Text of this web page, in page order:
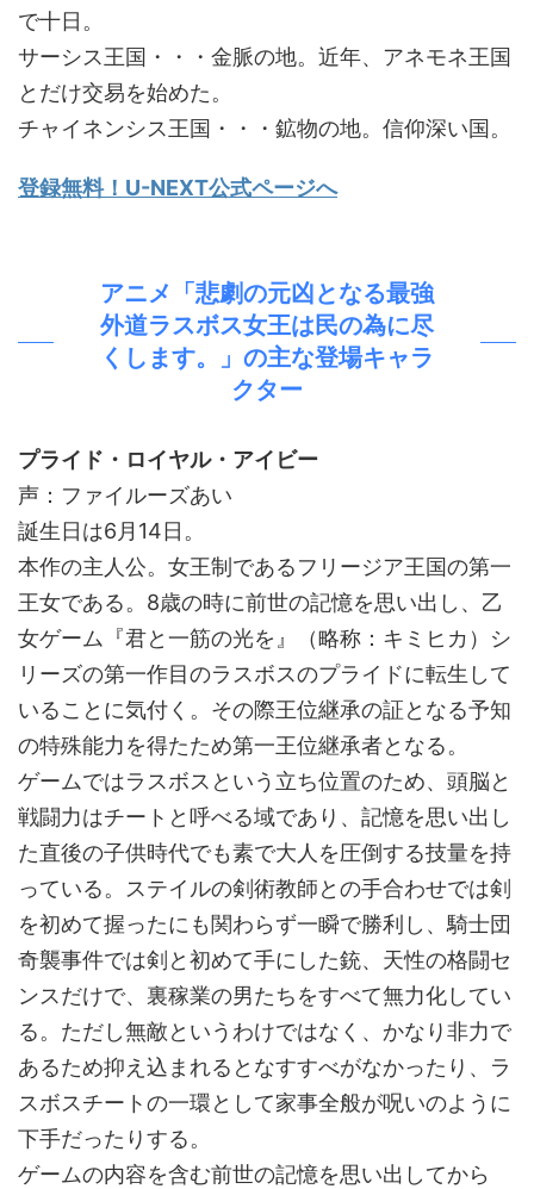
で十日。
サーシス王国・・・金脈の地。近年、アネモネ王国
とだけ交易を始めた。
チャイネンシス王国・・・鉱物の地。信仰深い国。
登録無料！U-NEXT公式ページへ
アニメ「悲劇の元凶となる最強
外道ラスボス女王は民の為に尽
くします。」の主な登場キャラ
クター
プライド・ロイヤル・アイビー
声：ファイルーズあい
誕生日は6月14日。
本作の主人公。女王制であるフリージア王国の第一
王女である。8歳の時に前世の記憶を思い出し、乙
女ゲーム『君と一筋の光を』（略称：キミヒカ）シ
リーズの第一作目のラスボスのプライドに転生して
いることに気付く。その際王位継承の証となる予知
の特殊能力を得たため第一王位継承者となる。
ゲームではラスボスという立ち位置のため、頭脳と
戦闘力はチートと呼べる域であり、記憶を思い出し
た直後の子供時代でも素で大人を圧倒する技量を持
っている。ステイルの剣術教師との手合わせでは剣
を初めて握ったにも関わらず一瞬で勝利し、騎士団
奇襲事件では剣と初めて手にした銃、天性の格闘セ
ンスだけで、裏稼業の男たちをすべて無力化してい
る。ただし無敵というわけではなく、かなり非力で
あるため抑え込まれるとなすすべがなかったり、ラ
スボスチートの一環として家事全般が呪いのように
下手だったりする。
ゲームの内容を含む前世の記憶を思い出してから